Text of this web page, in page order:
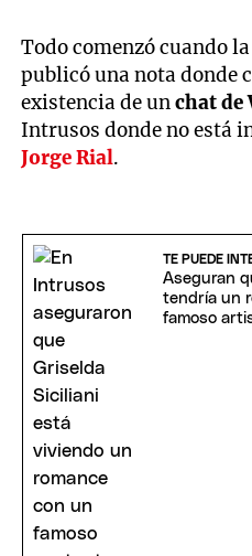
Todo comenzó cuando
publicó una nota donde
existencia de unchat de
Intrusos donde no está
Jorge Rial.
TE PUEDE
Aseguran
tendría un
famoso